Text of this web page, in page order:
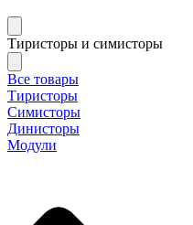
Тиристоры и симисторы
Все товары
Тиристоры
Симисторы
Динисторы
Модули